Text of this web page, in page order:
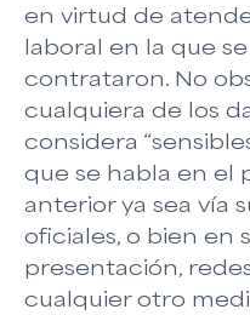
en virtud de
laboral en la que se
contrataron. No
cualquiera de los
considera
que se habla en el
anterior ya sea vía
oficiales, o bien en
presentación,
cualquier otro